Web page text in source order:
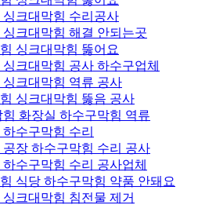
크대막힘 수리공사
크대막힘 해결 안되는곳
싱크대막힘 뚫어요
크대막힘 공사 하수구업체
크대막힘 역류 공사
싱크대막힘 뚫음 공사
화장실 하수구막힘 역류
수구막힘 수리
장 하수구막힘 수리 공사
수구막힘 수리 공사업체
식당 하수구막힘 약품 안돼요
크대막힘 침전물 제거